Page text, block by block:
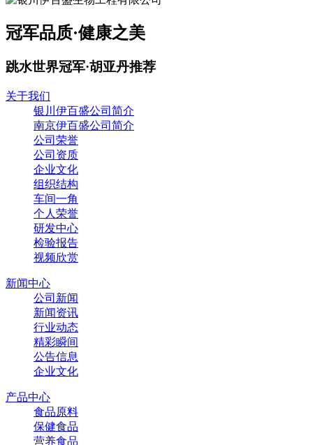
冠军品质·健康之美
跳水世界冠军·胡亚丹推荐
关于我们
银川伊百盛公司简介
南京伊百盛公司简介
公司荣誉
公司资质
企业文化
组织结构
车间一角
个人荣誉
研发中心
检验报告
视频欣赏
新闻中心
公司新闻
新闻资讯
行业动态
精彩瞬间
公告信息
企业文化
产品中心
食品原料
保健食品
营养食品